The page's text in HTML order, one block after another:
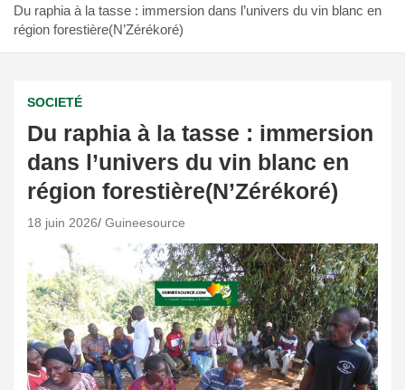
Du raphia à la tasse : immersion dans l’univers du vin blanc en
région forestière(N’Zérékoré)
SOCIETÉ
Du raphia à la tasse : immersion
dans l’univers du vin blanc en
région forestière(N’Zérékoré)
18 juin 2026 Guineesource